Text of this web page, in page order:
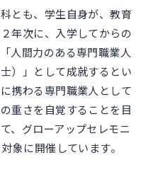
とも、学生自身が、教育
年次に、入学してからの
人間力のある専門職業人
）」として成就するとい
携わる専門職業人として
重さを自覚することを目
、グローアップセレモニ
象に開催しています。